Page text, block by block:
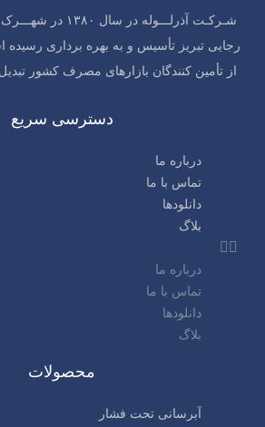
شـرکـت آذرلـــوله در
رجایی تبریز تأسیس و به بهره برداری
از تأمین کنندگان بازارهای مصرف کشور
دسترسی سریع
درباره ما
تماس با ما
دانلودها
بلاگ
درباره ما
تماس با ما
دانلودها
بلاگ
محصولات
آبرسانی تحت فشار